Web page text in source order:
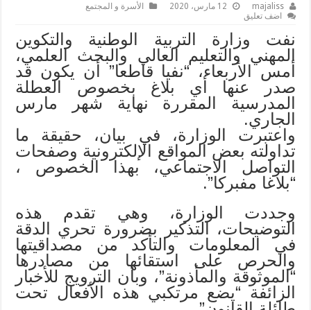
majaliss 12 مارس، 2020
الأسرة و المجتمع
اضف تعليق
نفت وزارة التربية الوطنية والتكوين
المهني والتعليم العالي والبحث العلمي،
أمس الأربعاء، “نفيا قاطعا” أن يكون قد
صدر عنها أي بلاغ بخصوص العطلة
المدرسية المقررة نهاية شهر مارس
الجاري.
واعتبرت الوزارة، في بيان، حقيقة ما
تداولته بعض المواقع الإلكترونية وصفحات
التواصل الاجتماعي، بهذا الخصوص ،
“بلاغا مفبركا”.
وجددت الوزارة، وهي تقدم هذه
التوضيحات، التذكير بضرورة تحري الدقة
في المعلومات والتأكد من مصداقيتها
والحرص على استقائها من مصادرها
“الموثوقة والمأذونة”، وبأن الترويج للأخبار
الزائفة “يضع مرتكبي هذه الأفعال تحت